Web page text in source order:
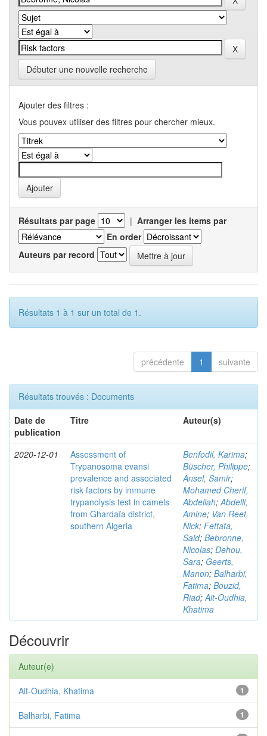
Débuter une nouvelle recherche
Ajouter des filtres :
Vous pouvex utiliser des filtres pour chercher mieux.
Résultats par page | Arranger les items par
En order
Auteurs par record
Résultats 1 à 1 sur un total de 1.
précédente 1 suivante
Résultats trouvés : Documents
Date de
publication
Titre Auteur(s)
2020-12-01
Assessment of
Trypanosoma evansi
prevalence and associated
risk factors by immune
trypanolysis test in camels
from Ghardaïa district,
southern Algeria
Benfodil, Karima;
Büscher, Philippe;
Ansel, Samir;
Mohamed Cherif,
Abdellah;Abdelli,
Amine; Van Reet,
Nick; Fettata,
Said; Bebronne,
Nicolas; Dehou,
Sara; Geerts,
Manon; Balharbi,
Fatima; Bouzid,
Riad;Ait-Oudhia,
Khatima
Découvrir
Auteur(e)
1
Ait-Oudhia, Khatima
1
Balharbi, Fatima